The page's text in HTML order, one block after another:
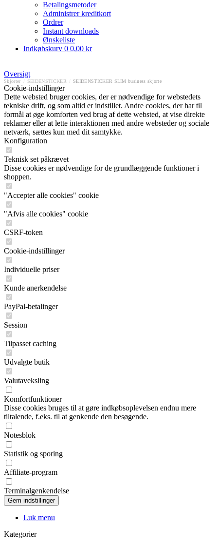
Betalingsmetoder
Administrer kreditkort
Ordrer
Instant downloads
Ønskeliste
Indkøbskurv 0 0,00 kr
Oversigt
Skjorter SEIDENSTICKER SEIDENSTICKER SLIM business skjorte
Cookie-indstillinger
Dette websted bruger cookies, der er nødvendige for webstedets
tekniske drift, og som altid er indstillet. Andre cookies, der har til
formål at øge komforten ved brug af dette websted, at vise direkte
reklamer eller at lette interaktionen med andre websteder og sociale
netværk, sættes kun med dit samtykke.
Konfiguration
Teknisk set påkrævet
Disse cookies er nødvendige for de grundlæggende funktioner i
shoppen.
"Accepter alle cookies" cookie
"Afvis alle cookies" cookie
CSRF-token
Cookie-indstillinger
Individuelle priser
Kunde anerkendelse
PayPal-betalinger
Session
Tilpasset caching
Udvalgte butik
Valutaveksling
Komfortfunktioner
Disse cookies bruges til at gøre indkøbsoplevelsen endnu mere
tiltalende, f.eks. til at genkende den besøgende.
Notesblok
Statistik og sporing
Affiliate-program
Terminalgenkendelse
Luk menu
Kategorier